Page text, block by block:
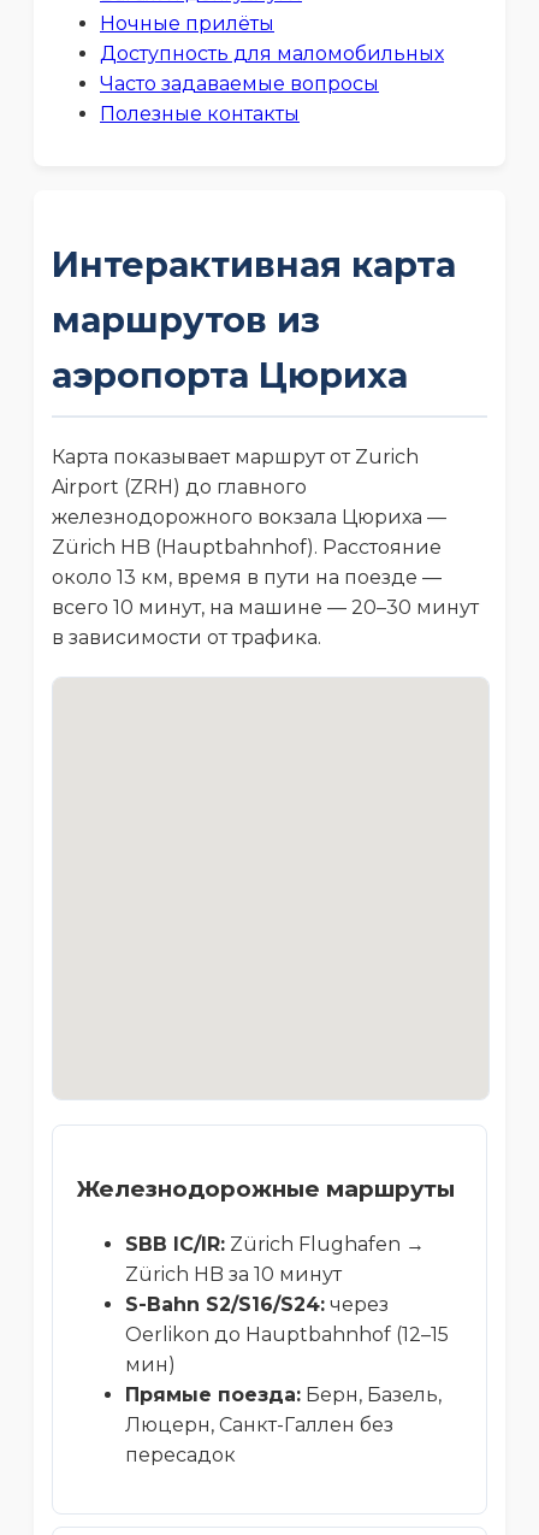
Ночные прилёты
Доступность для маломобильных
Часто задаваемые вопросы
Полезные контакты
Интерактивная карта
маршрутов из
аэропорта Цюриха
Карта показывает маршрут от Zurich
Airport (ZRH) до главного
железнодорожного вокзала Цюриха —
Zürich HB (Hauptbahnhof). Расстояние
около 13 км, время в пути на поезде —
всего 10 минут, на машине — 20–30 минут
в зависимости от трафика.
Железнодорожные маршруты
SBB IC/IR: Zürich Flughafen →
Zürich HB за 10 минут
S-Bahn S2/S16/S24: через
Oerlikon до Hauptbahnhof (12–15
мин)
Прямые поезда: Берн, Базель,
Люцерн, Санкт-Галлен без
пересадок